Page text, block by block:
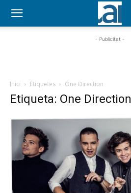
- Publicitat -
Inici Etiquetes One Direction
Etiqueta: One Direction